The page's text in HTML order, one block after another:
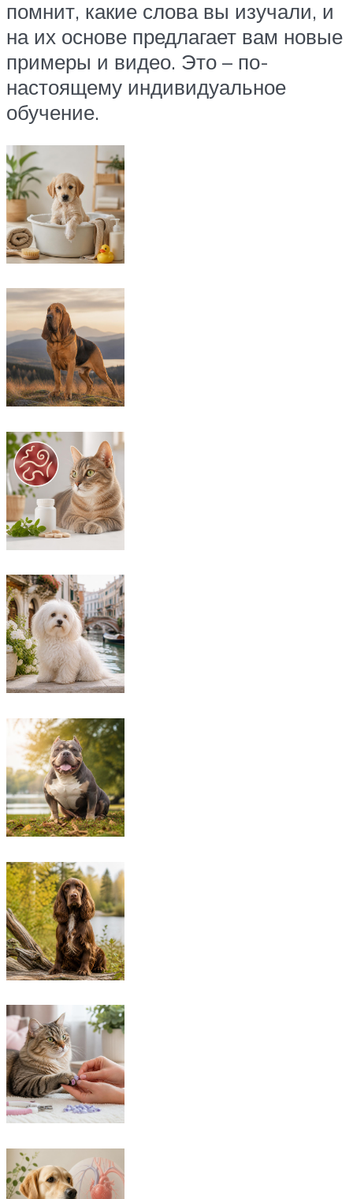
помнит, какие слова вы изучали, и
на их основе предлагает вам новые
примеры и видео. Это – по-
настоящему индивидуальное
обучение.